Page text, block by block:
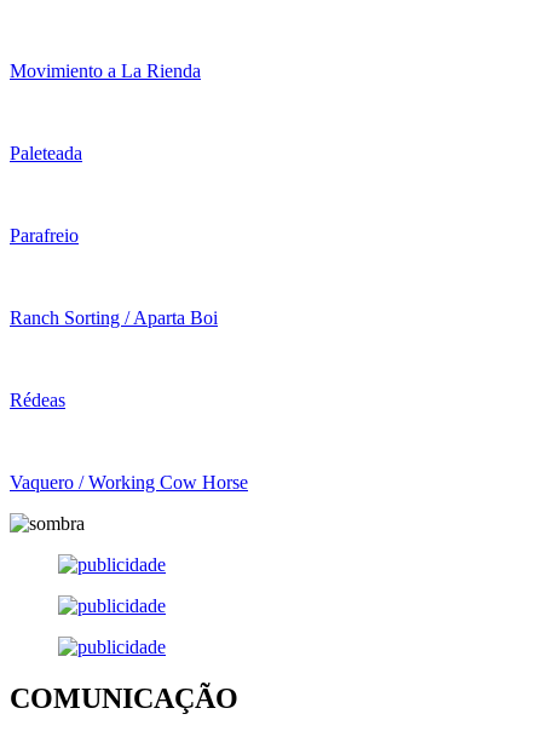
Movimiento a La Rienda
Paleteada
Parafreio
Ranch Sorting / Aparta Boi
Rédeas
Vaquero / Working Cow Horse
COMUNICAÇÃO